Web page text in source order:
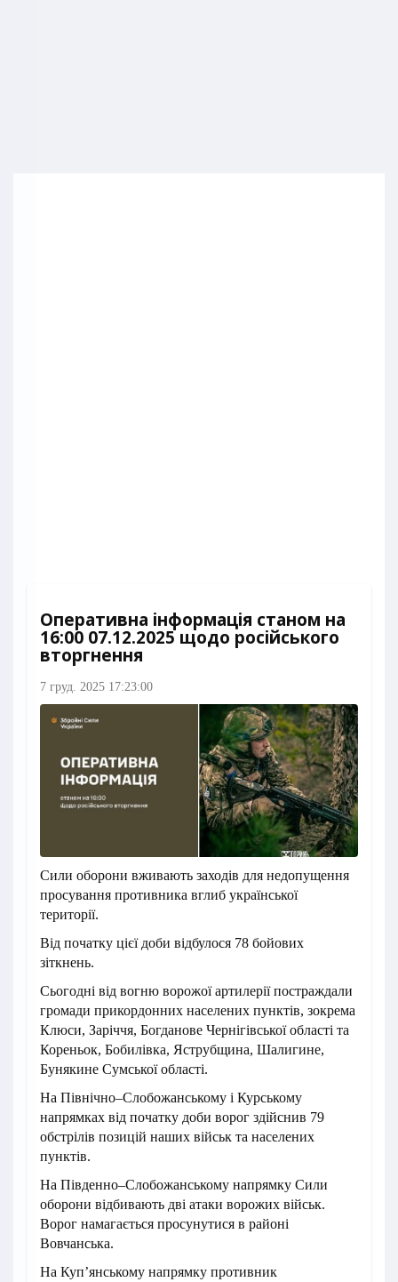
Оперативна інформація станом на
16:00 07.12.2025 щодо російського
вторгнення
7 груд. 2025 17:23:00
Сили оборони вживають заходів для недопущення
просування противника вглиб української
території.
Від початку цієї доби відбулося 78 бойових
зіткнень.
Сьогодні від вогню ворожої артилерії постраждали
громади прикордонних населених пунктів, зокрема
Клюси, Заріччя, Богданове Чернігівської області та
Кореньок, Бобилівка, Яструбщина, Шалигине,
Бунякине Сумської області.
На Північно–Слобожанському і Курському
напрямках від початку доби ворог здійснив 79
обстрілів позицій наших військ та населених
пунктів.
На Південно–Слобожанському напрямку Сили
оборони відбивають дві атаки ворожих військ.
Ворог намагається просунутися в районі
Вовчанська.
На Куп’янському напрямку противник